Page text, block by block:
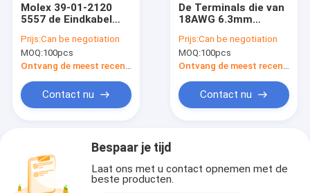
Molex 39-01-2120
5557 de Eindkabel
Bedradingsuitrusting
Prijs:Can be negotiation
MOQ:100pcs
Ontvang de meest recente Prijs
Contact nu
De Terminals die van
18AWG 6.3mm
w/Flag-Gevormde
Schakelaar
huisvesten
Prijs:Can be negotiation
MOQ:100pcs
Ontvang de meest recente Prijs
Contact nu
Bespaar je tijd
Laat ons met u contact opnemen met de
beste producten.